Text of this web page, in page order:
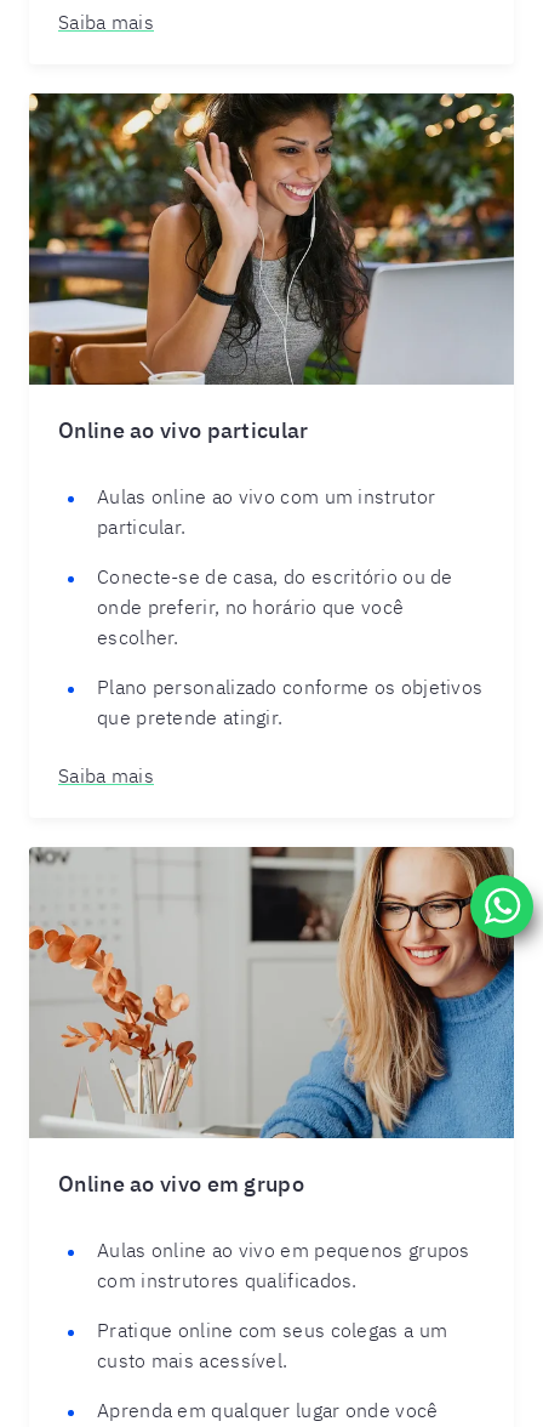
Saiba mais
Online ao vivo particular
Aulas online ao vivo com um instrutor
particular.
Conecte-se de casa, do escritório ou de
onde preferir, no horário que você
escolher.
Plano personalizado conforme os objetivos
que pretende atingir.
Saiba mais
Online ao vivo em grupo
Aulas online ao vivo em pequenos grupos
com instrutores qualificados.
Pratique online com seus colegas a um
custo mais acessível.
Aprenda em qualquer lugar onde você